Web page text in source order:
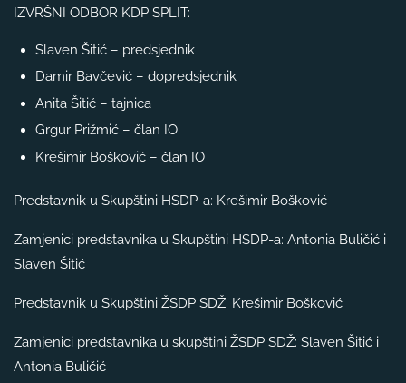
IZVRŠNI ODBOR KDP SPLIT:
Slaven Šitić – predsjednik
Damir Bavčević – dopredsjednik
Anita Šitić – tajnica
Grgur Prižmić – član IO
Krešimir Bošković – član IO
Predstavnik u Skupštini HSDP-a: Krešimir Bošković
Zamjenici predstavnika u Skupštini HSDP-a: Antonia Buličić i
Slaven Šitić
Predstavnik u Skupštini ŽSDP SDŽ: Krešimir Bošković
Zamjenici predstavnika u skupštini ŽSDP SDŽ: Slaven Šitić i
Antonia Buličić